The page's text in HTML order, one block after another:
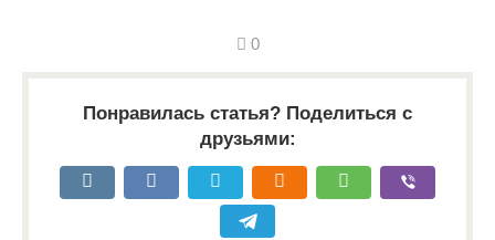
0
Понравилась статья? Поделиться с
друзьями: